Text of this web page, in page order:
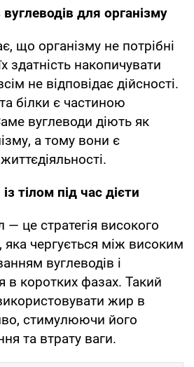
для організму
що організму не потрібні
здатність накопичувати
не відповідає дійсності.
білки є частиною
вуглеводи діють як
а тому вони є
тілом під час дієти
це стратегія високого
яка чергується між високим
вуглеводів і
в коротких фазах. Такий
жир в
стимулюючи його
та втрату ваги.